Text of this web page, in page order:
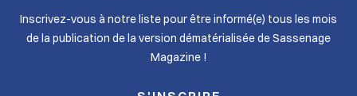
fenêtre) fenêtre) fenêtre)fenêtre) (nouvelle
fenêtre)
Inscrivez-vous à notre liste pour être informé(e) tous les mois
de la publication de la version dématérialisée de Sassenage
Magazine !